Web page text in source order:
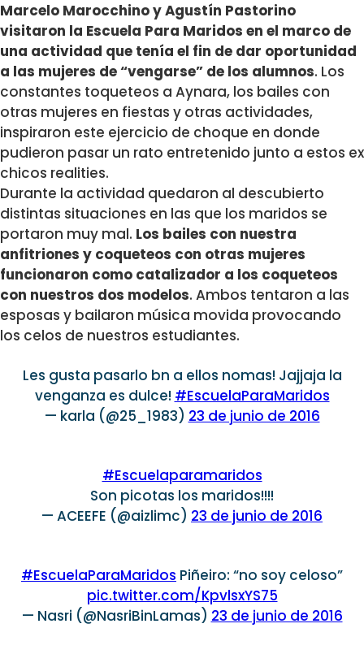
Marcelo Marocchino y Agustín Pastorino
visitaron la Escuela Para Maridos en el marco de
una actividad que tenía el fin de dar oportunidad
a las mujeres de “vengarse” de los alumnos. Los
constantes toqueteos a Aynara, los bailes con
otras mujeres en fiestas y otras actividades,
inspiraron este ejercicio de choque en donde
pudieron pasar un rato entretenido junto a estos ex
chicos realities.
Durante la actividad quedaron al descubierto
distintas situaciones en las que los maridos se
portaron muy mal. Los bailes con nuestra
anfitriones y coqueteos con otras mujeres
funcionaron como catalizador a los coqueteos
con nuestros dos modelos. Ambos tentaron a las
esposas y bailaron música movida provocando
los celos de nuestros estudiantes.
Les gusta pasarlo bn a ellos nomas! Jajjaja la
venganza es dulce! #EscuelaParaMaridos
— karla (@25_1983) 23 de junio de 2016
#Escuelaparamaridos
Son picotas los maridos!!!!
— ACEEFE (@aizlimc) 23 de junio de 2016
#EscuelaParaMaridos Piñeiro: “no soy celoso”
pic.twitter.com/KpvlsxYS75
— Nasri (@NasriBinLamas) 23 de junio de 2016